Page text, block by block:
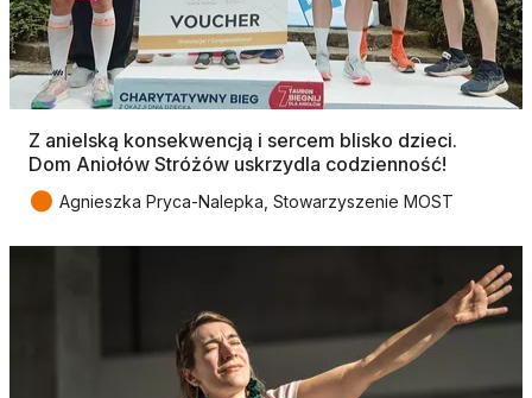
Z anielską konsekwencją i sercem blisko dzieci.
Dom Aniołów Stróżów uskrzydla codzienność!
● Agnieszka Pryca-Nalepka, Stowarzyszenie MOST